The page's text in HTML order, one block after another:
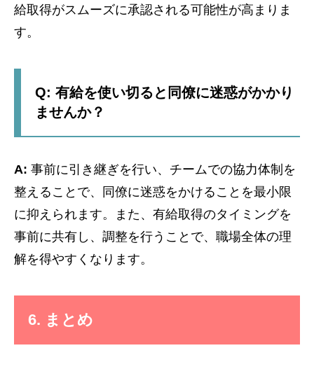
給取得がスムーズに承認される可能性が高まりま
す。
Q: 有給を使い切ると同僚に迷惑がかかり
ませんか？
A: 事前に引き継ぎを行い、チームでの協力体制を
整えることで、同僚に迷惑をかけることを最小限
に抑えられます。また、有給取得のタイミングを
事前に共有し、調整を行うことで、職場全体の理
解を得やすくなります。
6. まとめ